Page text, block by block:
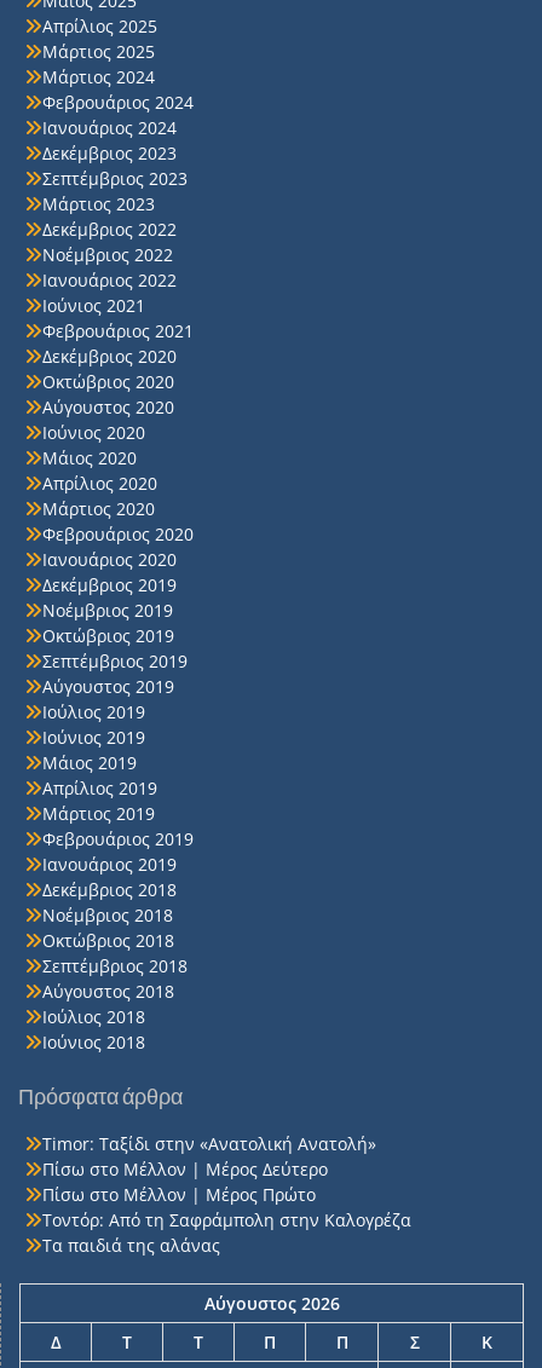
Απρίλιος 2025
Μάρτιος 2025
Μάρτιος 2024
Φεβρουάριος 2024
Ιανουάριος 2024
Δεκέμβριος 2023
Σεπτέμβριος 2023
Μάρτιος 2023
Δεκέμβριος 2022
Νοέμβριος 2022
Ιανουάριος 2022
Ιούνιος 2021
Φεβρουάριος 2021
Δεκέμβριος 2020
Οκτώβριος 2020
Αύγουστος 2020
Ιούνιος 2020
Μάιος 2020
Απρίλιος 2020
Μάρτιος 2020
Φεβρουάριος 2020
Ιανουάριος 2020
Δεκέμβριος 2019
Νοέμβριος 2019
Οκτώβριος 2019
Σεπτέμβριος 2019
Αύγουστος 2019
Ιούλιος 2019
Ιούνιος 2019
Μάιος 2019
Απρίλιος 2019
Μάρτιος 2019
Φεβρουάριος 2019
Ιανουάριος 2019
Δεκέμβριος 2018
Νοέμβριος 2018
Οκτώβριος 2018
Σεπτέμβριος 2018
Αύγουστος 2018
Ιούλιος 2018
Ιούνιος 2018
Πρόσφατα άρθρα
Timor: Ταξίδι στην «Ανατολική Ανατολή»
Πίσω στο Μέλλον | Μέρος Δεύτερο
Πίσω στο Μέλλον | Μέρος Πρώτο
Τοντόρ: Από τη Σαφράμπολη στην Καλογρέζα
Τα παιδιά της αλάνας
Αύγουστος 2026
Δ
Τ Τ Π Π Σ
Κ